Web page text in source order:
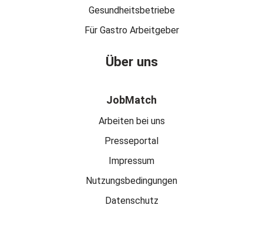
Gesundheitsbetriebe
Für Gastro Arbeitgeber
Über uns
JobMatch
Arbeiten bei uns
Presseportal
Impressum
Nutzungsbedingungen
Datenschutz